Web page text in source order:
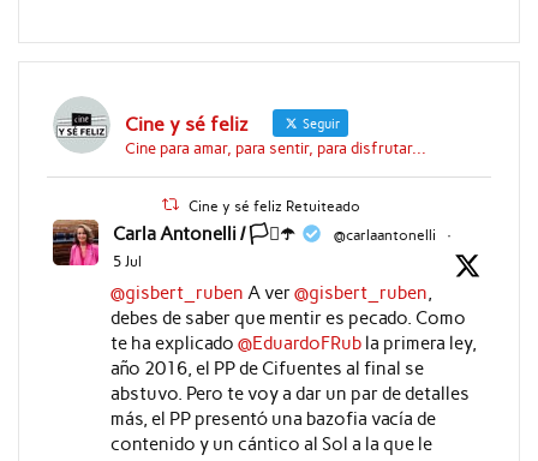
Cine y sé feliz Seguir
Cine para amar, para sentir, para disfrutar...
Cine y sé feliz Retuiteado
Carla Antonelli / 🏳️‍⚧️☂️ @carlaantonelli
·
5 Jul
@gisbert_ruben A ver@gisbert_ruben,
debes de saber que mentir es pecado. Como
te ha explicado @EduardoFRubla primera ley,
año 2016, el PP de Cifuentes al final se
abstuvo. Pero te voy a dar un par de detalles
más, el PP presentó una bazofia vacía de
contenido y un cántico al Sol a la que le